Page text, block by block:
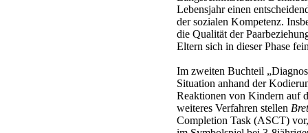
Lebensjahr einen
der sozialen Kompetenz.
die Qualität der
Eltern sich in dieser Phase
Im zweiten Buchteil
Situation anhand der
Reaktionen von Kindern auf
weiteres Verfahren stellen
Completion Task (ASCT)